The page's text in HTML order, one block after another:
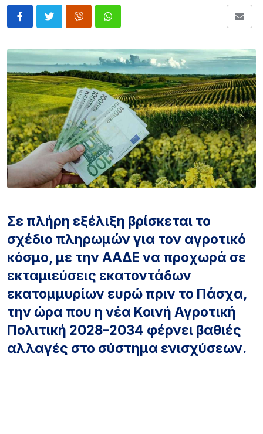
Σε πλήρη εξέλιξη βρίσκεται το
σχέδιο πληρωμών για τον αγροτικό
κόσμο, με την ΑΑΔΕ να προχωρά σε
εκταμιεύσεις εκατοντάδων
εκατομμυρίων ευρώ πριν το Πάσχα,
την ώρα που η νέα Κοινή Αγροτική
Πολιτική 2028–2034 φέρνει βαθιές
αλλαγές στο σύστημα ενισχύσεων.